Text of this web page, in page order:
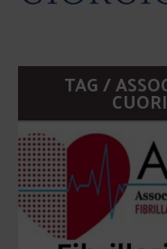
TAG /